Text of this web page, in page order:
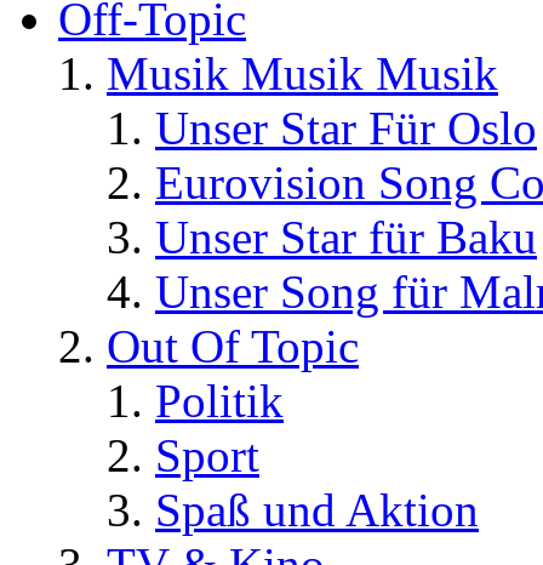
Off-Topic
Musik Musik Musik
Unser Star Für Oslo
Eurovision Song
Unser Star für Baku
Unser Song für
Out Of Topic
Politik
Sport
Spaß und Aktion